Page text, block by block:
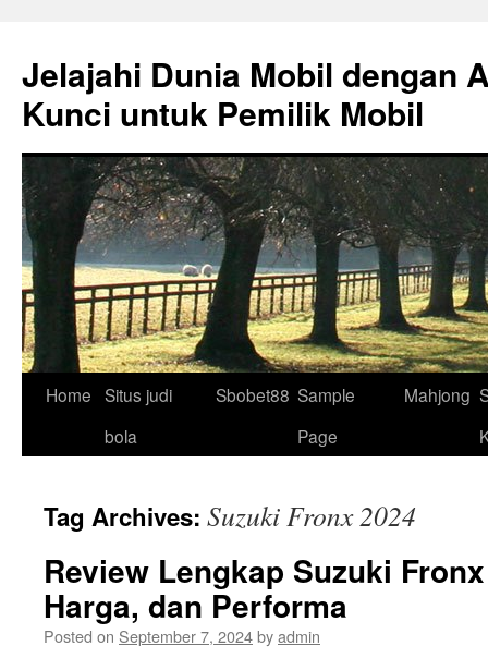
content
Jelajahi Dunia Mobil dengan
Kunci untuk Pemilik Mobil
Home Situs judi
bola
Sbobet88 Sample
Page
Mahjong
Tag Archives: Suzuki Fronx 2024
Review Lengkap Suzuki
Harga, dan Performa
Posted on September 7, 2024byadmin